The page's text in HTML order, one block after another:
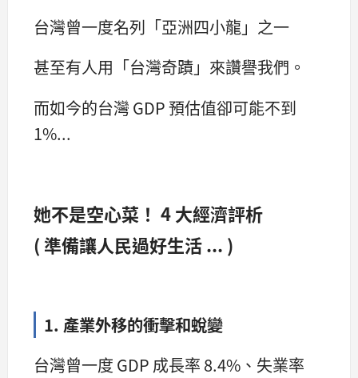
台灣曾一度名列「亞洲四小龍」之一
甚至有人用「台灣奇蹟」來讚譽我們。
而如今的台灣 GDP 預估值卻可能不到
1%...
她不是空心菜！ 4 大經濟評析
( 準備讓人民過好生活 ... )
1. 產業外移的衝擊和蛻變
台灣曾一度 GDP 成長率 8.4%、失業率